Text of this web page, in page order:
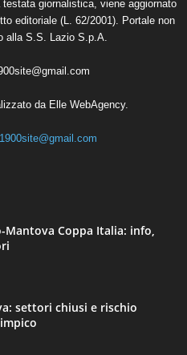
giornalistica, viene aggiornato
editoriale (L. 62/2001). Portale non
alla S.S. Lazio S.p.A.
da Elle WebAgency.
Mantova Coppa Italia: info,
settori chiusi e rischio